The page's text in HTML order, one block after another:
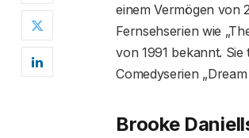
einem Vermögen von
Fernsehserien wie
von 1991 bekannt.
Comedyserien
Brooke